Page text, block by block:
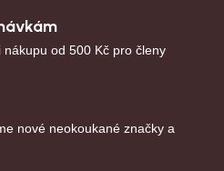
nákupu od 500 Kč pro členy
nové neokoukané značky a